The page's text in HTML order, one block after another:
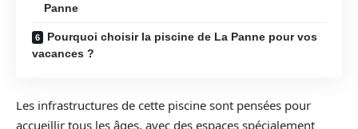
Panne
Pourquoi choisir la piscine de La Panne pour vos
vacances ?
Les infrastructures de cette piscine sont pensées pour
accueillir tous les âges, avec des espaces spécialement